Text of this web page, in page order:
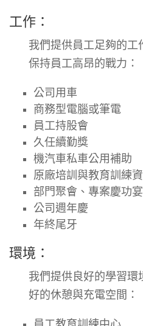
工作：
我們提供員工足夠的工
保持員工高昂的戰力：
公司用車
商務型電腦或筆電
員工持股會
久任續勤獎
機汽車私車公用補助
原廠培訓與教育訓練
部門聚會、專案慶功
公司週年慶
年終尾牙
環境：
我們提供良好的學習環
好的休憩與充電空間：